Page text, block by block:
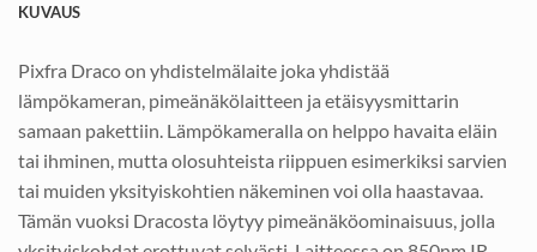
KUVAUS
Pixfra Draco on yhdistelmälaite joka yhdistää
lämpökameran, pimeänäkölaitteen ja etäisyysmittarin
samaan pakettiin. Lämpökameralla on helppo havaita eläin
tai ihminen, mutta olosuhteista riippuen esimerkiksi sarvien
tai muiden yksityiskohtien näkeminen voi olla haastavaa.
Tämän vuoksi Dracosta löytyy pimeänäköominaisuus, jolla